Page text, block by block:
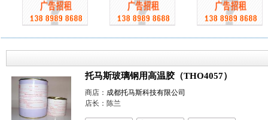
托马斯玻璃钢用高温胶（THO4057）
商店： 成都托马斯科技有限公司
店长：陈兰